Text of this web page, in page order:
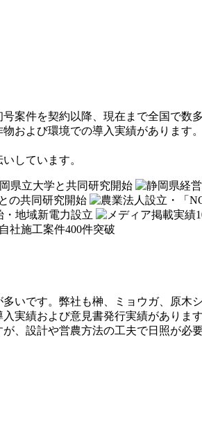
案件を契約以降、現在まで全国で数
および環境での導入実績があります。
しています。
いです。弊社も榊、ミョウガ、原木
実績および意見書発行実績があります
設計や営農方法の工夫で日照が必